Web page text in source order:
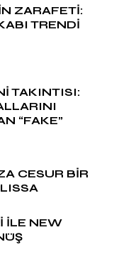
ZARAFETİ:
TRENDİ
TAKINTISI:
“FAKE”
CESUR BİR
İLE NEW